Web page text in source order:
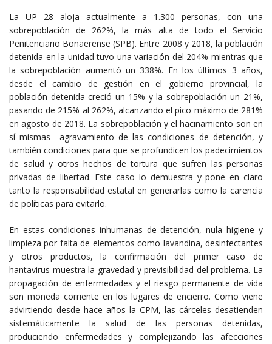
La UP 28 aloja actualmente a 1.300 personas, con una
sobrepoblación de 262%, la más alta de todo el Servicio
Penitenciario Bonaerense (SPB). Entre 2008 y 2018, la población
detenida en la unidad tuvo una variación del 204% mientras que
la sobrepoblación aumentó un 338%. En los últimos 3 años,
desde el cambio de gestión en el gobierno provincial, la
población detenida creció un 15% y la sobrepoblación un 21%,
pasando de 215% al 262%, alcanzando el pico máximo de 281%
en agosto de 2018. La sobrepoblación y el hacinamiento son en
sí mismas agravamiento de las condiciones de detención, y
también condiciones para que se profundicen los padecimientos
de salud y otros hechos de tortura que sufren las personas
privadas de libertad. Este caso lo demuestra y pone en claro
tanto la responsabilidad estatal en generarlas como la carencia
de políticas para evitarlo.
En estas condiciones inhumanas de detención, nula higiene y
limpieza por falta de elementos como lavandina, desinfectantes
y otros productos, la confirmación del primer caso de
hantavirus muestra la gravedad y previsibilidad del problema. La
propagación de enfermedades y el riesgo permanente de vida
son moneda corriente en los lugares de encierro. Como viene
advirtiendo desde hace años la CPM, las cárceles desatienden
sistemáticamente la salud de las personas detenidas,
produciendo enfermedades y complejizando las afecciones